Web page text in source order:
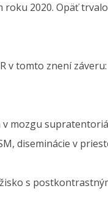
roku 2020. Opäť
v tomto znení záveru:
mozgu
diseminácie v
s